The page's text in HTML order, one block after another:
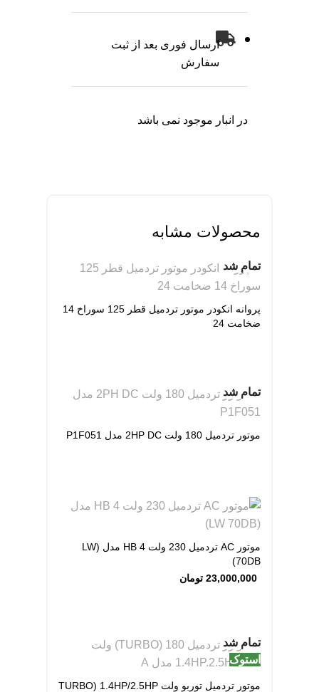
ارسال فوری بعد از ثبت
سفارش
در انبار موجود نمی باشد
محصولات مشابه
تمام شد
پروانه انکودر موتور تردمیل قطر 125 سوراخ 14
ضخامت 24
تمام شد
موتور تردمیل 180 ولت 2HP DC مدل P1F051
موتور AC تردمیل 230 ولت 4 HB مدل (LW
70DB)
23,000,000 تومان
تمام شد
استوک
موتور تردمیل توربو ولت TURBO) 1.4HP/2.5HP